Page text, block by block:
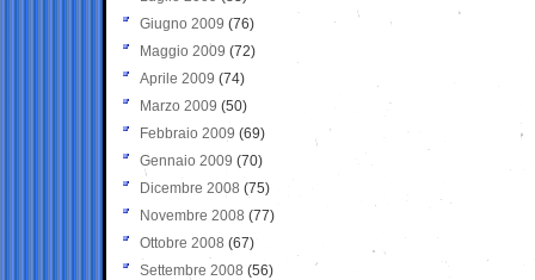
Giugno 2009 (76)
Maggio 2009 (72)
Aprile 2009 (74)
Marzo 2009 (50)
Febbraio 2009 (69)
Gennaio 2009 (70)
Dicembre 2008 (75)
Novembre 2008 (77)
Ottobre 2008 (67)
Settembre 2008 (56)